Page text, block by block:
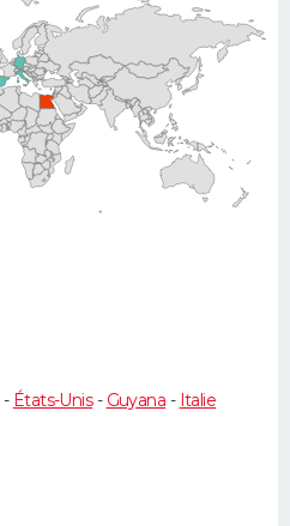
- États-Unis- Guyana - Italie